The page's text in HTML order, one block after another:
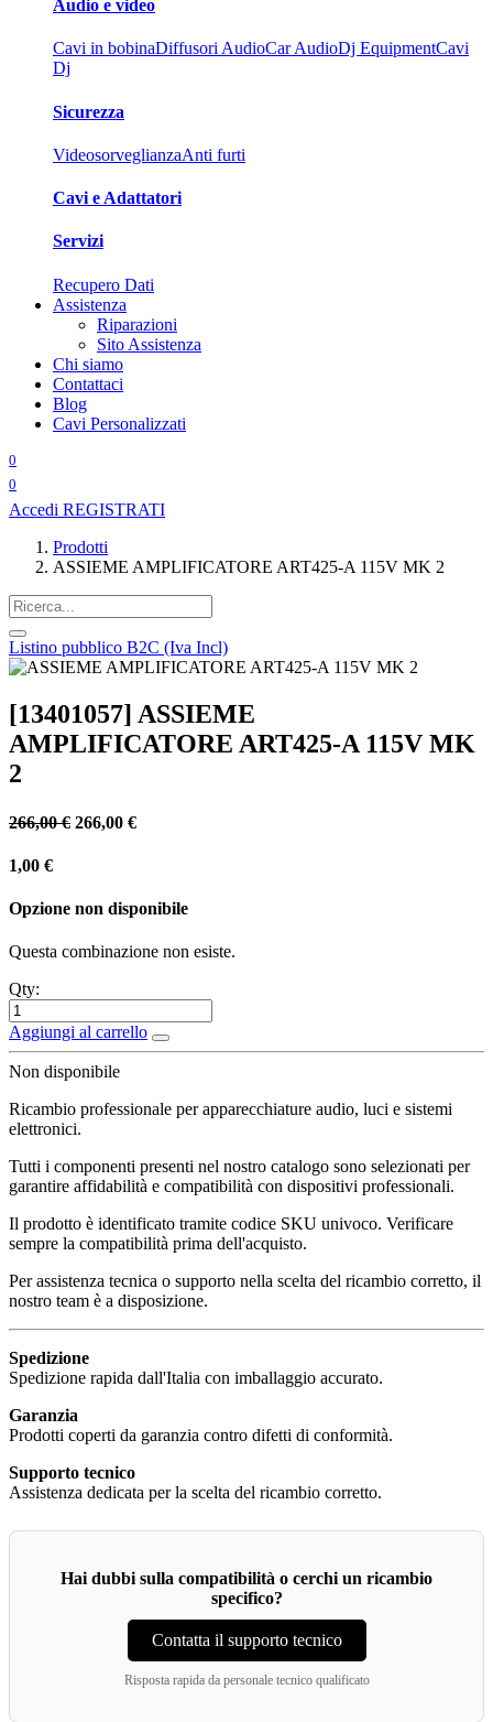
Audio e video
Cavi in bobinaDiffusori AudioCar AudioDj EquipmentCavi
Dj
Sicurezza
VideosorveglianzaAnti furti
Cavi e Adattatori
Servizi
Recupero Dati
Assistenza
Riparazioni
Sito Assistenza
Chi siamo
Contattaci
Blog
Cavi Personalizzati
0
0
Accedi REGISTRATI
Prodotti
ASSIEME AMPLIFICATORE ART425-A 115V MK 2
Listino pubblico B2C (Iva Incl)
[13401057] ASSIEME
AMPLIFICATORE ART425-A 115V MK
2
266,00€ 266,00 €
1,00 €
Opzione non disponibile
Questa combinazione non esiste.
Qty:
Aggiungi al carrello
Non disponibile
Ricambio professionale per apparecchiature audio, luci e sistemi
elettronici.
Tutti i componenti presenti nel nostro catalogo sono selezionati per
garantire affidabilità e compatibilità con dispositivi professionali.
Il prodotto è identificato tramite codice SKU univoco. Verificare
sempre la compatibilità prima dell'acquisto.
Per assistenza tecnica o supporto nella scelta del ricambio corretto, il
nostro team è a disposizione.
Spedizione
Spedizione rapida dall'Italia con imballaggio accurato.
Garanzia
Prodotti coperti da garanzia contro difetti di conformità.
Supporto tecnico
Assistenza dedicata per la scelta del ricambio corretto.
Hai dubbi sulla compatibilità o cerchi un ricambio
specifico?
Contatta il supporto tecnico
Risposta rapida da personale tecnico qualificato